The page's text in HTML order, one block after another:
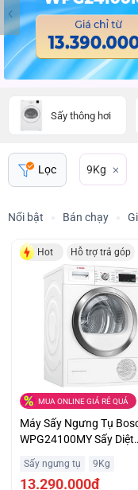
Sấy thông hơi
Lọc 9Kg
Nổi bật Bán chạy
Hot Hỗ trợ trả góp
MUA ONLINE GIÁ RẺ QUÁ
Máy Sấy Ngưng Tụ
WPG24100MY Sấy Diệt
Khuẩn Hygiene Drying
Sập Sàn
Sấy ngưng tụ 9Kg
13.290.000₫